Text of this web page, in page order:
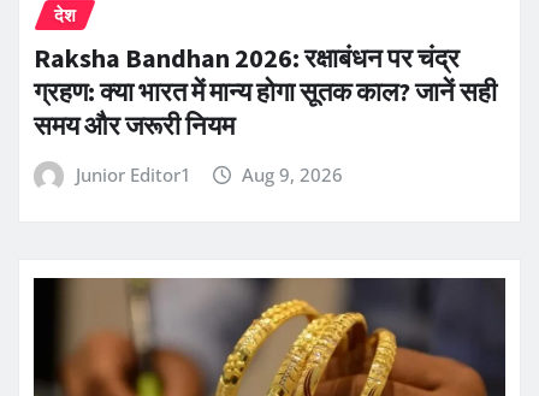
देश
Raksha Bandhan 2026: रक्षाबंधन पर चंद्र
ग्रहण: क्या भारत में मान्य होगा सूतक काल? जानें सही
समय और जरूरी नियम
Junior Editor1 Aug 9, 2026